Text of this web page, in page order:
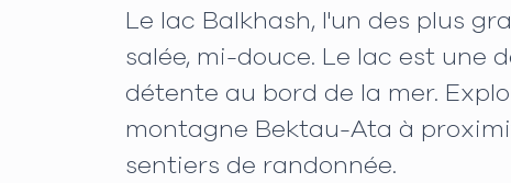
Le lac Balkhash, l'un des plus
salée, mi-douce. Le lac est une
détente au bord de la mer.
montagne Bektau-Ata à
sentiers de randonnée.